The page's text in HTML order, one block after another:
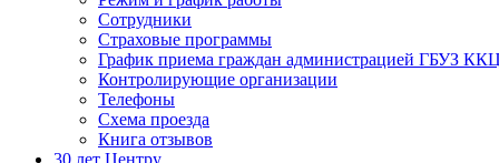
Сотрудники
Страховые программы
График приема граждан администрацией ГБУЗ
Контролирующие организации
Телефоны
Схема проезда
Книга отзывов
30 лет Центру